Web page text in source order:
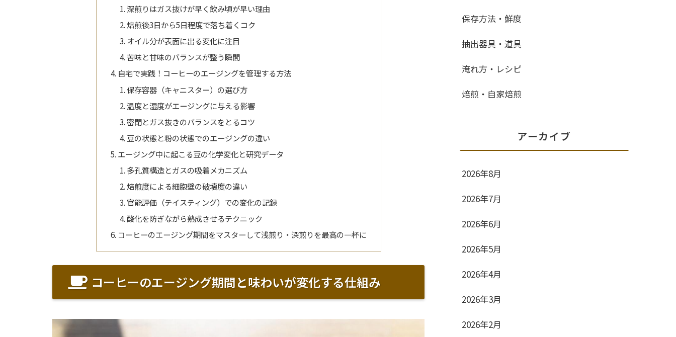
深煎りはガス抜けが早く飲み頃が早い理由
焙煎後3日から5日程度で落ち着くコク
オイル分が表面に出る変化に注目
苦味と甘味のバランスが整う瞬間
自宅で実践！コーヒーのエージングを管理する方法
保存容器（キャニスター）の選び方
温度と湿度がエージングに与える影響
密閉とガス抜きのバランスをとるコツ
豆の状態と粉の状態でのエージングの違い
エージング中に起こる豆の化学変化と研究データ
多孔質構造とガスの吸着メカニズム
焙煎度による細胞壁の破壊度の違い
官能評価（テイスティング）での変化の記録
酸化を防ぎながら熟成させるテクニック
コーヒーのエージング期間をマスターして浅煎り・深煎りを最高の一杯に
コーヒーのエージング期間と味わいが変化する仕組み
保存方法・鮮度
抽出器具・道具
淹れ方・レシピ
焙煎・自家焙煎
アーカイブ
2026年8月
2026年7月
2026年6月
2026年5月
2026年4月
2026年3月
2026年2月